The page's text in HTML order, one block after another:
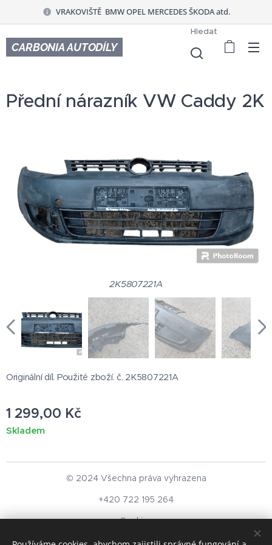
VRAKOVIŠTĚ BMW OPEL MERCEDES ŠKODA atd.
CARBONIA AUTODÍLY
Hledat
Přední nárazník VW Caddy 2K
2K5807221A
Originální díl. Použité zboží. č. 2K5807221A
1 299,00 Kč
Skladem
© 2024 Všechna práva vyhrazena
+420 722 195 264
Cookies